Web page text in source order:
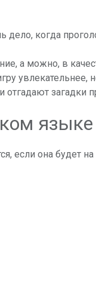
когда
а можно, в
увлекательнее,
отгадают загадки
языке
если она будет